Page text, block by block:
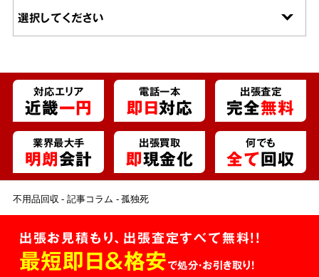
対応エリア
近畿一円
電話一本
即日対応
出張査定
完全無料
業界最大手
明朗会計
出張買取
即現金化
何でも
全て回収
不用品回収 記事コラム 孤独死
出張お見積もり、出張査定すべて無料!!
最短即日＆格安で処分・お引き取り！